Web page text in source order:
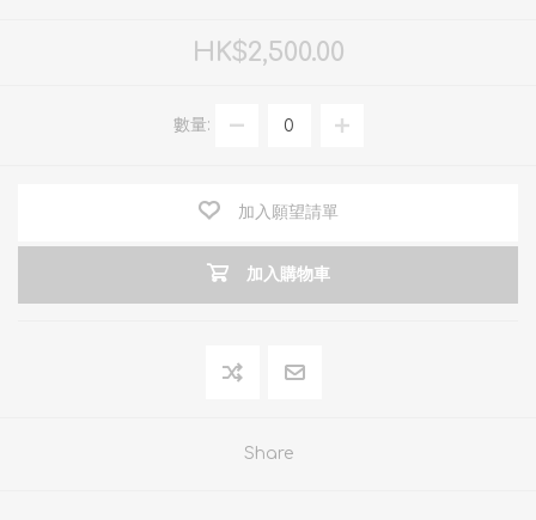
HK$2,500.00
數量:
加入願望請單
加入購物車
Share